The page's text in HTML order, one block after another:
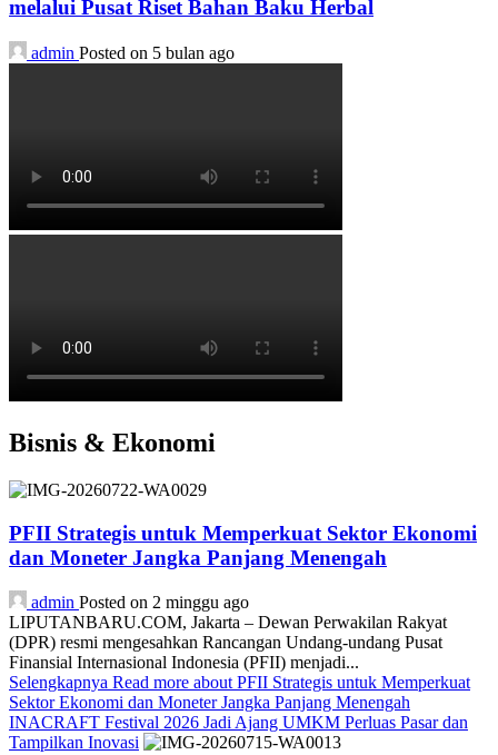
melalui Pusat Riset Bahan Baku Herbal
admin Posted on 5 bulan ago
Bisnis & Ekonomi
PFII Strategis untuk Memperkuat Sektor Ekonomi
dan Moneter Jangka Panjang Menengah
admin Posted on 2 minggu ago
LIPUTANBARU.COM, Jakarta – Dewan Perwakilan Rakyat
(DPR) resmi mengesahkan Rancangan Undang-undang Pusat
Finansial Internasional Indonesia (PFII) menjadi...
Selengkapnya Read more about PFII Strategis untuk Memperkuat
Sektor Ekonomi dan Moneter Jangka Panjang Menengah
INACRAFT Festival 2026 Jadi Ajang UMKM Perluas Pasar dan
Tampilkan Inovasi